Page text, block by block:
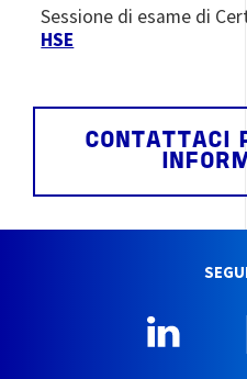
Sessione di esame di
HSE
CONTATTACI